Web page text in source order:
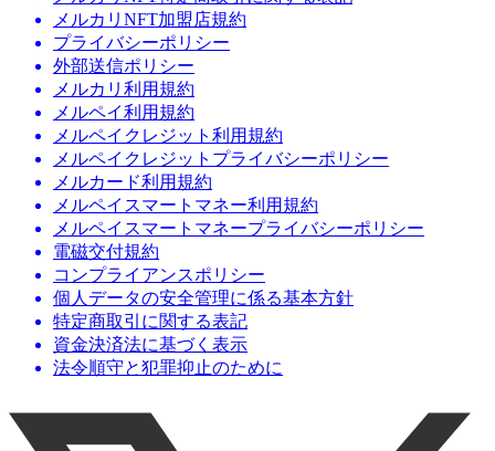
メルカリNFT加盟店規約
プライバシーポリシー
外部送信ポリシー
メルカリ利用規約
メルペイ利用規約
メルペイクレジット利用規約
メルペイクレジットプライバシーポリシー
メルカード利用規約
メルペイスマートマネー利用規約
メルペイスマートマネープライバシーポリシー
電磁交付規約
コンプライアンスポリシー
個人データの安全管理に係る基本方針
特定商取引に関する表記
資金決済法に基づく表示
法令順守と犯罪抑止のために